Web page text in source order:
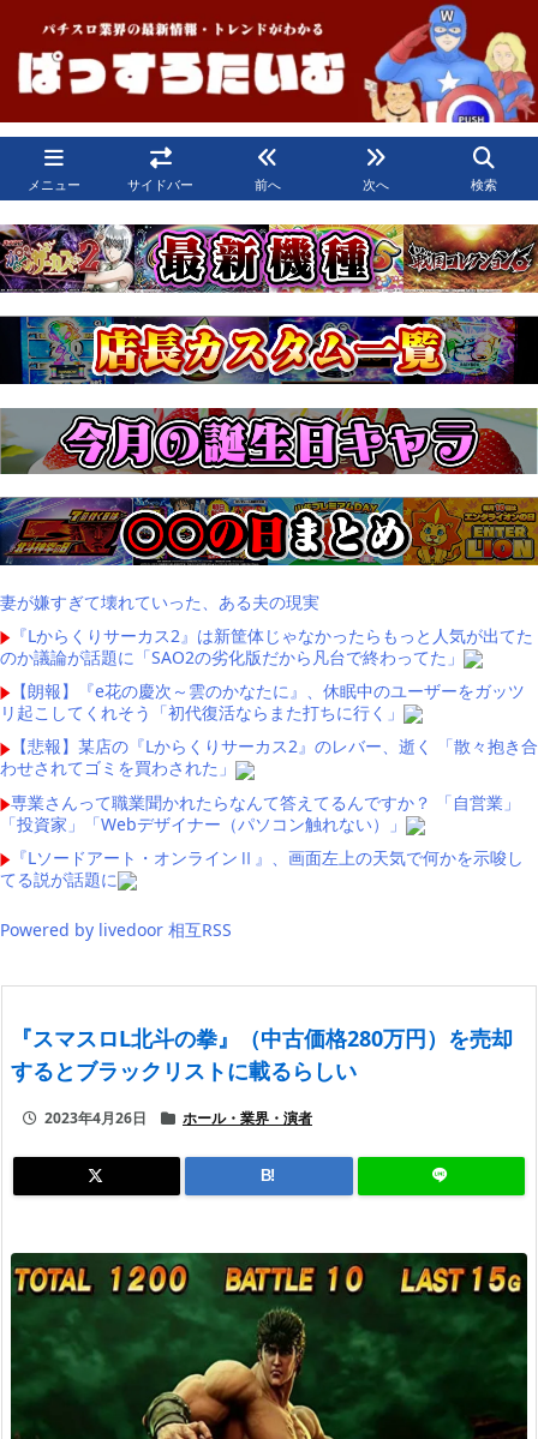
メニュー サイドバー 前へ 次へ 検索
妻が嫌すぎて壊れていった、ある夫の現実
『Lからくりサーカス2』は新筐体じゃなかったらもっと人気が出てた
のか議論が話題に「SAO2の劣化版だから凡台で終わってた」
【朗報】『e花の慶次～雲のかなたに』、休眠中のユーザーをガッツ
リ起こしてくれそう「初代復活ならまた打ちに行く」
【悲報】某店の『Lからくりサーカス2』のレバー、逝く 「散々抱き合
わせされてゴミを買わされた」
専業さんって職業聞かれたらなんて答えてるんですか？ 「自営業」
「投資家」「Webデザイナー（パソコン触れない）」
『Lソードアート・オンラインⅡ』、画面左上の天気で何かを示唆し
てる説が話題に
Powered by livedoor 相互RSS
『スマスロL北斗の拳』（中古価格280万円）を売却
するとブラックリストに載るらしい
2023年4月26日 ホール・業界・演者
B!